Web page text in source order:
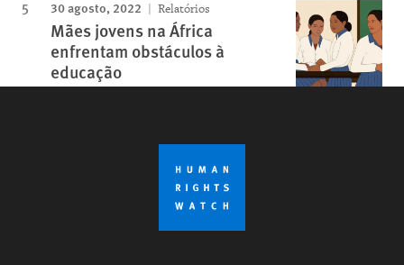
30 agosto, 2022 Relatórios
Mães jovens na África
enfrentam obstáculos à
educação